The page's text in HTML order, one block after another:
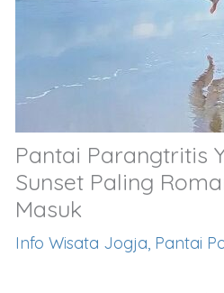
Pantai Parangtritis
Sunset Paling
Masuk
Info Wisata Jogja, Pantai